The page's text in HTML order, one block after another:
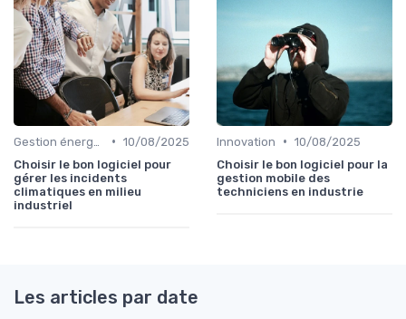
• 10/08/2025
Choisir le bon logiciel pour
gérer les incidents
climatiques en milieu
industriel
Innovation • 10/08/2025
Choisir le bon logiciel pour la
gestion mobile des
techniciens en industrie
Les articles par date